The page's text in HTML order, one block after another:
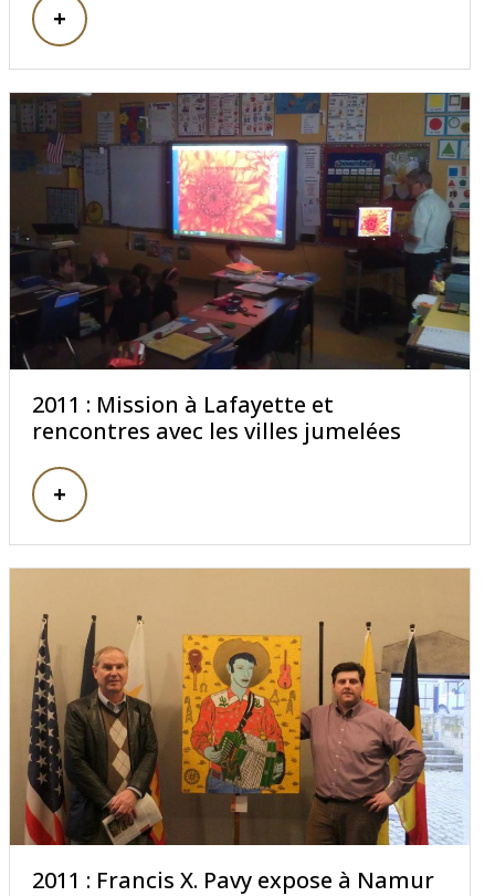
2011 : Mission à Lafayette et
rencontres avec les villes jumelées
2011 : Francis X. Pavy expose à Namur